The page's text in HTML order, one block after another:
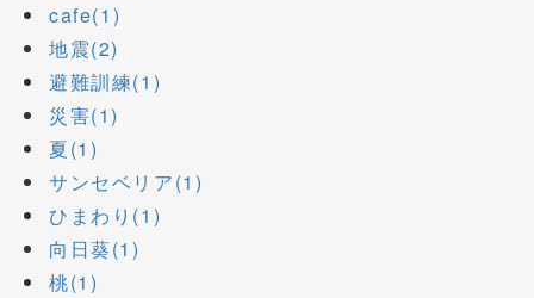
cafe(1)
地震(2)
避難訓練(1)
災害(1)
夏(1)
サンセベリア(1)
ひまわり(1)
向日葵(1)
桃(1)